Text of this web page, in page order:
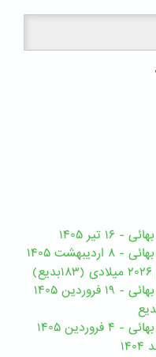
۱۴۰۵
۱۴۰۵
۱۴۰۵
۱۴۰۵